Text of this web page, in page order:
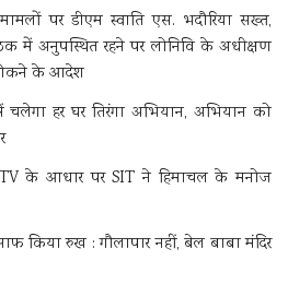
पर डीएम स्वाति एस. भदौरिया सख्त,
में अनुपस्थित रहने पर लोनिवि के अधीक्षण
के आदेश
हर घर तिरंगा अभियान, अभियान को
के आधार पर SIT ने हिमाचल के मनोज
किया रुख : गौलापार नहीं, बेल बाबा मंदिर